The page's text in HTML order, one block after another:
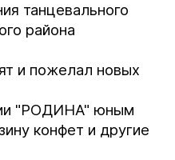
танцевального
района
и пожелал новых
"РОДИНА" юным
конфет и другие